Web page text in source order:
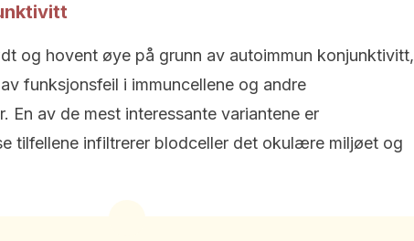
og hovent øye på grunn av autoimmun konjunktivitt,
funksjonsfeil i immuncellene og andre
En av de mest interessante variantene er
tilfellene infiltrerer blodceller det okulære miljøet og